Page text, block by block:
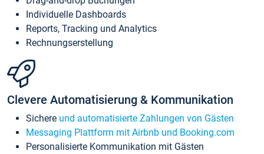
Individuelle Dashboards
Reports, Tracking und Analytics
Rechnungserstellung
Clevere Automatisierung & Kommunikation
Sichere und automatisierte Zahlungen von Gästen
Messaging Plattform mit Airbnb und Booking.com
Personalisierte Kommunikation mit Gästen